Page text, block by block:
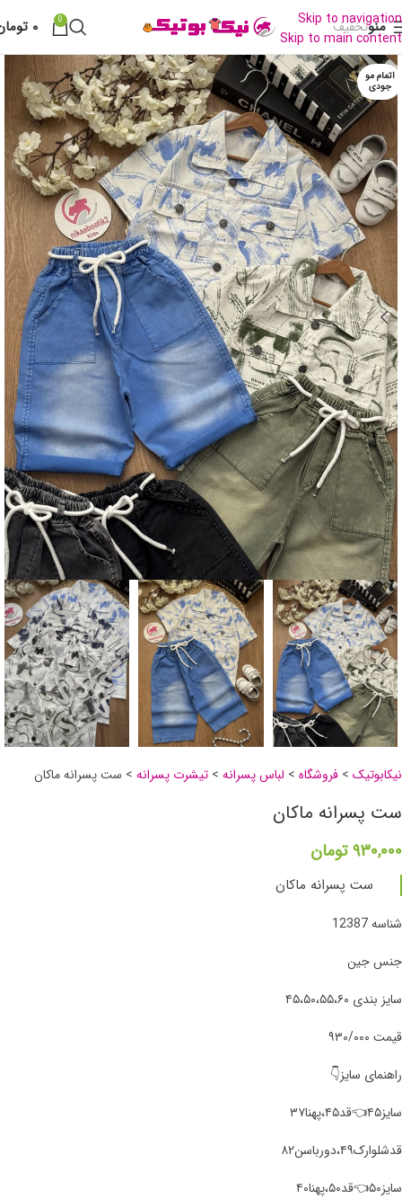
Skip to navigation
Skip to main content
منوتخفیف 0 ۰
اتمام مو
جودی
نیکابوتیک > فروشگاه > لباس پسرانه > تیشرت پسرانه > ست پسرانه ماکان
ست پسرانه ماکان
۹۳۰,۰۰۰ تومان
ست پسرانه ماکان
شناسه 12387
جنس جین
سایز بندی ۴۵،۵۰،۵۵،۶۰
قیمت ۹۳۰/۰۰۰
راهنمای سایز👇
سایز۴۵👈قد۴۵،پهنا۳۷
قدشلوارک۴۹،دورباسن۸۲
سایز۵۰👈قد۵۰،پهنا۴۰